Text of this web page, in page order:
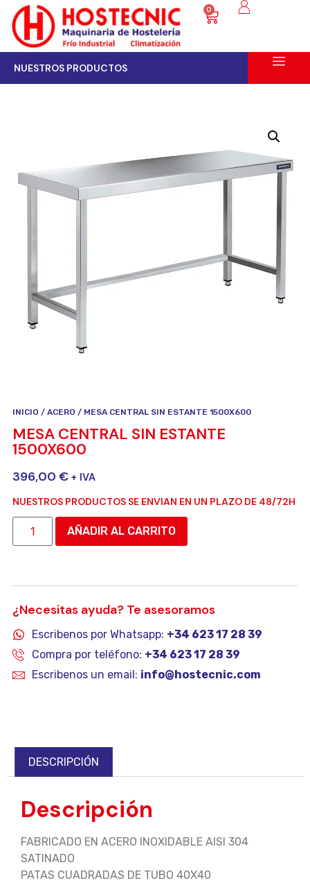
0
NUESTROS PRODUCTOS
INICIO / ACERO / MESA CENTRAL SIN ESTANTE 1500X600
MESA CENTRAL SIN ESTANTE
1500X600
396,00 € + IVA
NUESTROS PRODUCTOS SE ENVIAN EN UN PLAZO DE 48/72H
AÑADIR AL CARRITO
¿Necesitas ayuda? Te asesoramos
Escribenos por Whatsapp: +34 623 17 28 39
Compra por teléfono: +34 623 17 28 39
Escribenos un email: info@hostecnic.com
DESCRIPCIÓN
Descripción
FABRICADO EN ACERO INOXIDABLE AISI 304
SATINADO
PATAS CUADRADAS DE TUBO 40X40